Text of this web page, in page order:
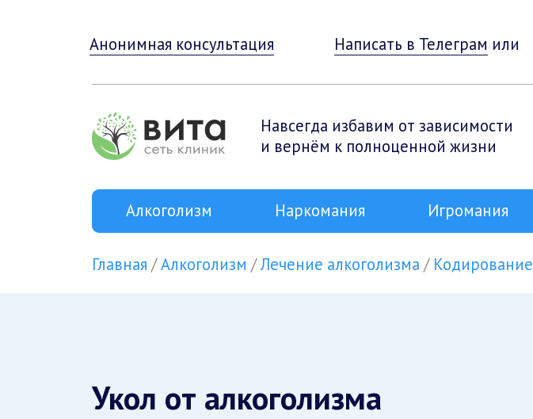
Анонимная консультация Написать в Телеграм или
Навсегда избавим от зависимости
и вернём к полноценной жизни
Алкоголизм Наркомания Игромания
Главная Алкоголизм Лечение алкоголизма Кодирование
Укол от алкоголизма